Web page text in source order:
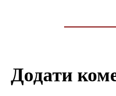
Додати